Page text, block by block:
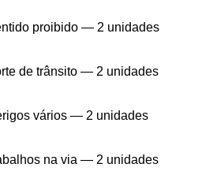
proibido — 2 unidades
de trânsito — 2 unidades
vários — 2 unidades
na via — 2 unidades